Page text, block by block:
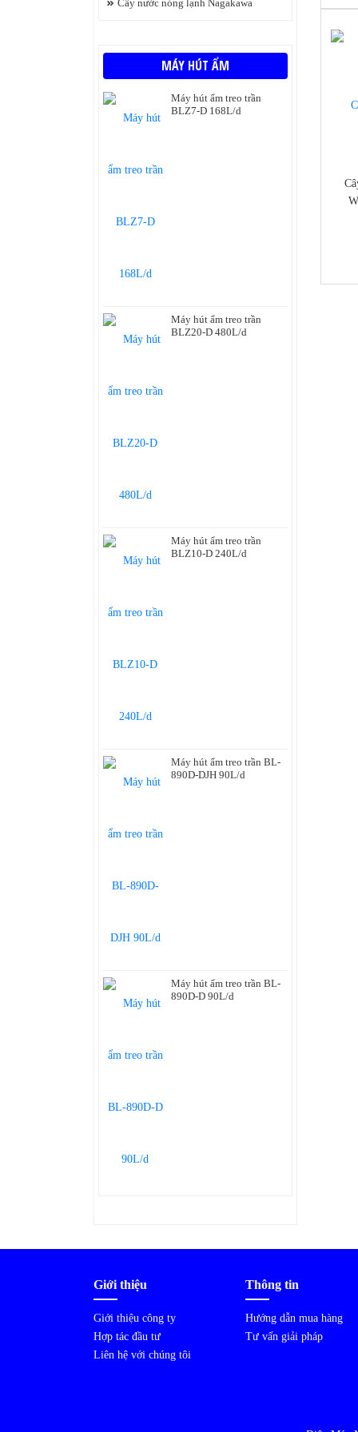
-7%
Cây nước nóng lạnh Nagakawa
MÁY HÚT ẨM
Máy hút ẩm treo trần
BLZ7-D 168L/d
Máy hút ẩm treo trần
BLZ20-D 480L/d
Máy hút ẩm treo trần
BLZ10-D 240L/d
Máy hút ẩm treo trần BL-
890D-DJH 90L/d
Máy hút ẩm treo trần BL-
890D-D 90L/d
Giới thiệu
Giới thiệu công ty
Hợp tác đầu tư
Liên hệ với chúng tôi
Thông tin
Hướng dẫn mua hàng
Tư vấn giải pháp